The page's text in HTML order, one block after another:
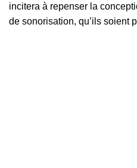
incitera à repenser la
de sonorisation, qu’ils soient